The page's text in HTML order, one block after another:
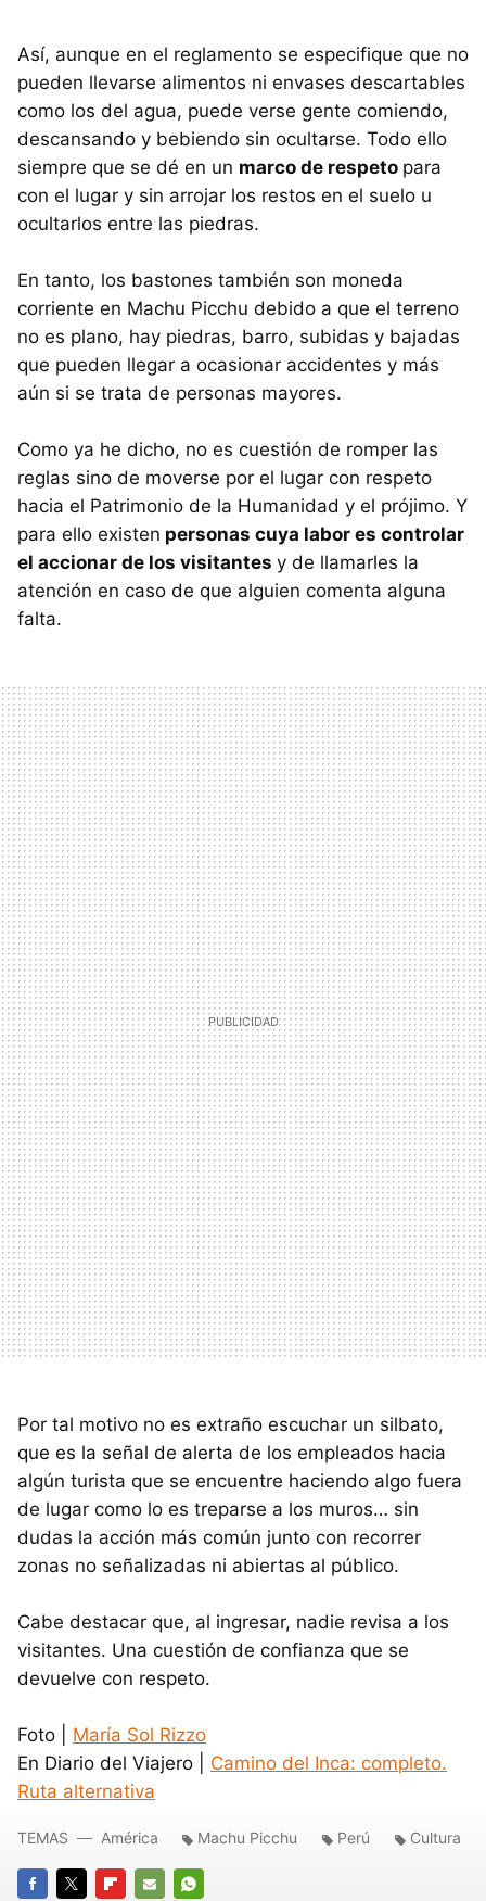
Así, aunque en el reglamento se especifique que no
pueden llevarse alimentos ni envases descartables
como los del agua, puede verse gente comiendo,
descansando y bebiendo sin ocultarse. Todo ello
siempre que se dé en un marco de respeto para
con el lugar y sin arrojar los restos en el suelo u
ocultarlos entre las piedras.
En tanto, los bastones también son moneda
corriente en Machu Picchu debido a que el terreno
no es plano, hay piedras, barro, subidas y bajadas
que pueden llegar a ocasionar accidentes y más
aún si se trata de personas mayores.
Como ya he dicho, no es cuestión de romper las
reglas sino de moverse por el lugar con respeto
hacia el Patrimonio de la Humanidad y el prójimo. Y
para ello existen personas cuya labor es controlar
el accionar de los visitantes y de llamarles la
atención en caso de que alguien comenta alguna
falta.
Por tal motivo no es extraño escuchar un silbato,
que es la señal de alerta de los empleados hacia
algún turista que se encuentre haciendo algo fuera
de lugar como lo es treparse a los muros… sin
dudas la acción más común junto con recorrer
zonas no señalizadas ni abiertas al público.
Cabe destacar que, al ingresar, nadie revisa a los
visitantes. Una cuestión de confianza que se
devuelve con respeto.
Foto | María Sol Rizzo
En Diario del Viajero | Camino del Inca: completo.
Ruta alternativa
TEMAS América Machu Picchu Perú Cultura